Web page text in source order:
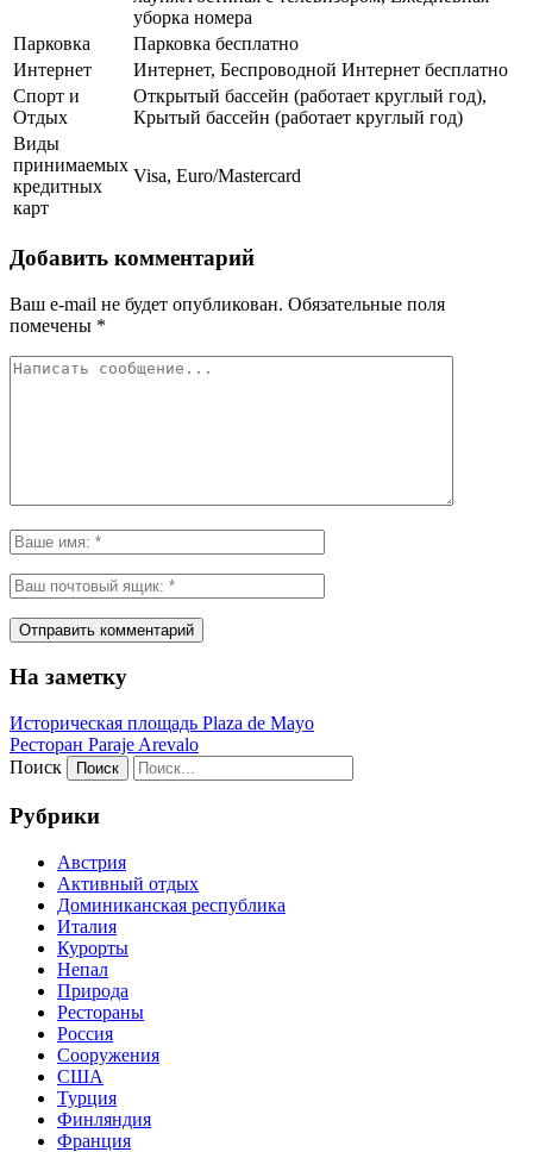
уборка номера
Парковка
Парковка бесплатно
Интернет
Интернет, Беспроводной Интернет бесплатно
Спорт и
Отдых
Открытый бассейн (работает круглый год),
Крытый бассейн (работает круглый год)
Виды
принимаемых
кредитных
карт
Visa, Euro/Mastercard
Добавить комментарий
Ваш e-mail не будет опубликован. Обязательные поля
помечены *
На заметку
Историческая площадь Plaza de Mayo
Ресторан Paraje Arevalo
Поиск
Рубрики
Австрия
Активный отдых
Доминиканская республика
Италия
Курорты
Непал
Природа
Рестораны
Россия
Сооружения
США
Турция
Финляндия
Франция